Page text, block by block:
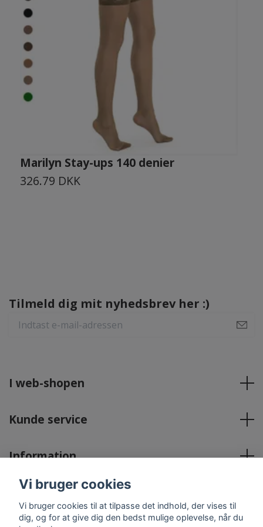
Marilyn Stay-ups 140 denier
326.79 DKK
Tilmeld dig mit nyhedsbrev her :)
I web-shopen
Kunde service
Information
Sociale medier
Vi bruger cookies
Vi bruger cookies til at tilpasse det indhold, der vises til
dig, og for at give dig den bedst mulige oplevelse, når du